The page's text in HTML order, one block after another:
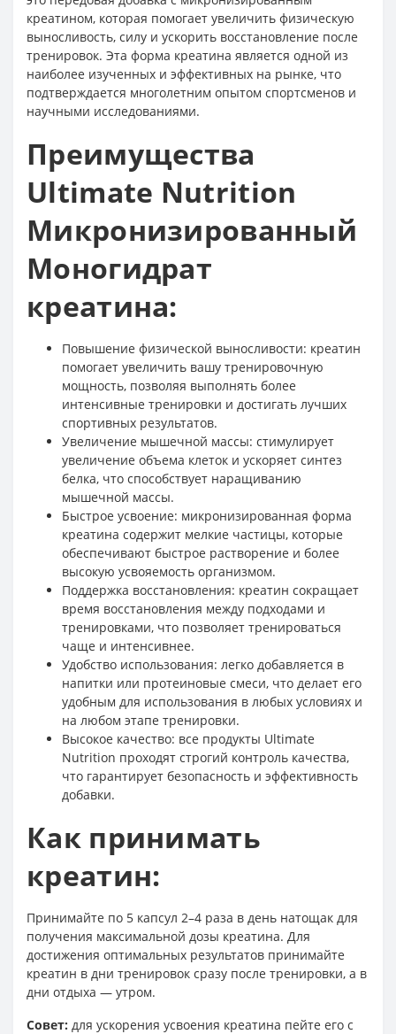
креатином, которая помогает увеличить физическую
выносливость, силу и ускорить восстановление после
тренировок. Эта форма креатина является одной из
наиболее изученных и эффективных на рынке, что
подтверждается многолетним опытом спортсменов и
научными исследованиями.
Преимущества
Ultimate Nutrition
Микронизированный
Моногидрат
креатина:
Повышение физической выносливости: креатин
помогает увеличить вашу тренировочную
мощность, позволяя выполнять более
интенсивные тренировки и достигать лучших
спортивных результатов.
Увеличение мышечной массы: стимулирует
увеличение объема клеток и ускоряет синтез
белка, что способствует наращиванию
мышечной массы.
Быстрое усвоение: микронизированная форма
креатина содержит мелкие частицы, которые
обеспечивают быстрое растворение и более
высокую усвояемость организмом.
Поддержка восстановления: креатин сокращает
время восстановления между подходами и
тренировками, что позволяет тренироваться
чаще и интенсивнее.
Удобство использования: легко добавляется в
напитки или протеиновые смеси, что делает его
удобным для использования в любых условиях и
на любом этапе тренировки.
Высокое качество: все продукты Ultimate
Nutrition проходят строгий контроль качества,
что гарантирует безопасность и эффективность
добавки.
Как принимать
креатин:
Принимайте по 5 капсул 2–4 раза в день натощак для
получения максимальной дозы креатина. Для
достижения оптимальных результатов принимайте
креатин в дни тренировок сразу после тренировки, а в
дни отдыха — утром.
Совет: для ускорения усвоения креатина пейте его с